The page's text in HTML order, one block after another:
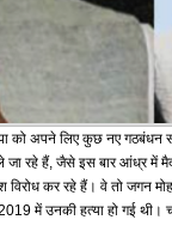
को अपने लिए कुछ नए गठबंधन
जा रहे हैं, जैसे इस बार आंध्र
कर रहे हैं। वे तो जगन
में उनकी हत्या हो गई थी।